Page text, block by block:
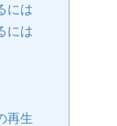
には
には
再生